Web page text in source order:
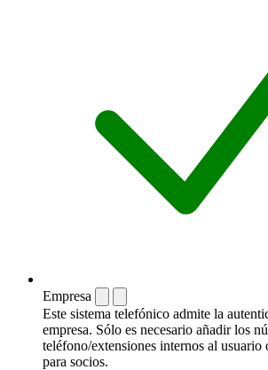
Empresa
Este sistema telefónico admite la
empresa. Sólo es necesario añadir los
teléfono/extensiones internos al usuario
para socios.